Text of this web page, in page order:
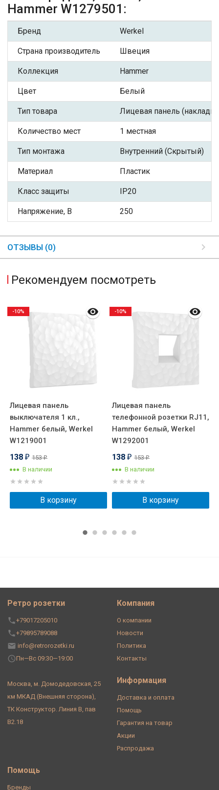
Hammer W1279501:
Бренд Werkel
Страна производитель Швеция
Коллекция Hammer
Цвет Белый
Тип товара Лицевая панель
Количество мест 1 местная
Тип монтажа Внутренний (Скрытый)
Материал Пластик
Класс защиты IP20
Напряжение, В 250
ОТЗЫВЫ (0)
Рекомендуем посмотреть
Лицевая панель
выключателя 1 кл.,
Hammer белый, Werkel
W1219001
138 ₽ 153₽
В наличии
В корзину
-10%
Лицевая панель
телефонной розетки RJ11,
Hammer белый, Werkel
W1292001
138 ₽ 153₽
В наличии
В корзину
-10%
Ретро розетки
+79017205010
+79895789088
info@retrorozetki.ru
Пн—Вс 09:30—19:00
Москва, м. Домодедовская, 25
км МКАД (Внешняя сторона),
ТК Конструктор. Линия В, пав
В2.18
Компания
О компании
Новости
Политика
Контакты
Информация
Доставка и оплата
Помощь
Гарантия на товар
Акции
Распродажа
Помощь
Бренды